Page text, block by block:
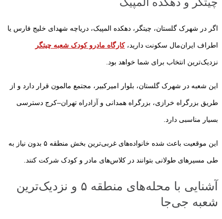
اگر در شهرک گلستان، چیتگر، دهکده المپیک، دریاچه شهدای خلیج فارس یا
اطراف ایران‌مال سکونت دارید،کارگاه مادرو کودک شعبه چیتگر
نزدیک‌ترین انتخاب برای شما خواهد بود.
این شعبه در شهرک گلستان، بلوار امیرکبیر، مجتمع مالمون قرار دارد و از
طریق بزرگراه خرازی، بزرگراه همدانی و آزادراه تهران–کرج دسترسی
بسیار مناسبی دارد.
این موقعیت باعث شده خانواده‌های غربی‌ترین بخش منطقه ۵ بدون نیاز به
طی مسیرهای طولانی بتوانند در کلاس‌های مادر و کودک شرکت کنند.
آشنایی با محله‌های منطقه ۵ و نزدیک‌ترین
شعبه جی‌جا